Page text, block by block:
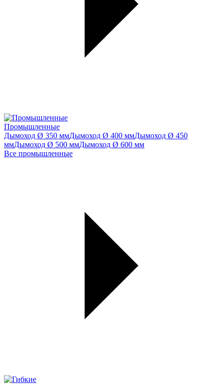
Промышленные
Дымоход Ø 350 ммДымоход Ø 400 ммДымоход Ø 450
ммДымоход Ø 500 ммДымоход Ø 600 мм
Все промышленные